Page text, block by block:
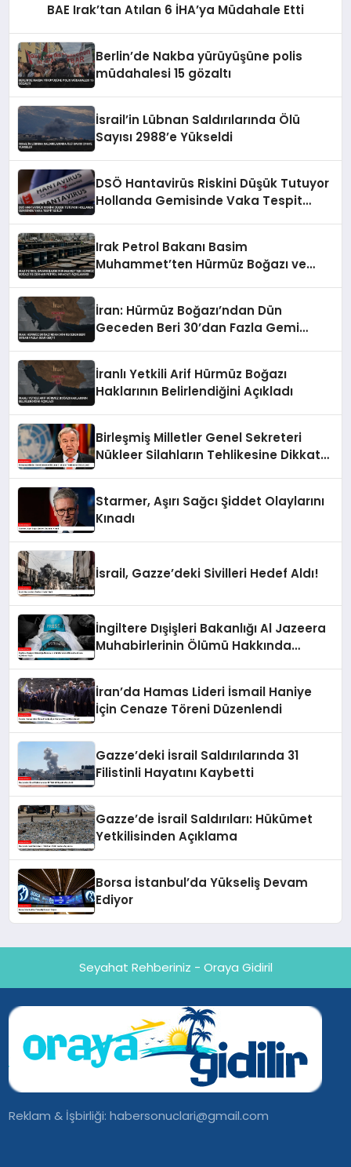
BAE Irak’tan Atılan 6 İHA’ya Müdahale Etti
Berlin’de Nakba yürüyüşüne polis
müdahalesi 15 gözaltı
İsrail’in Lübnan Saldırılarında Ölü
Sayısı 2988’e Yükseldi
DSÖ Hantavirüs Riskini Düşük Tutuyor
Hollanda Gemisinde Vaka Tespit
Irak Petrol Bakanı Basim
Muhammet’ten Hürmüz Boğazı ve
İran: Hürmüz Boğazı’ndan Dün
Geceden Beri 30’dan Fazla Gemi
İranlı Yetkili Arif Hürmüz Boğazı
Haklarının Belirlendiğini Açıkladı
Birleşmiş Milletler Genel Sekreteri
Nükleer Silahların Tehlikesine Dikkat
Starmer, Aşırı Sağcı Şiddet Olaylarını
Kınadı
İsrail, Gazze’deki Sivilleri Hedef Aldı!
İngiltere Dışişleri Bakanlığı Al Jazeera
Muhabirlerinin Ölümü Hakkında
İran’da Hamas Lideri İsmail Haniye
İçin Cenaze Töreni Düzenlendi
Gazze’deki İsrail Saldırılarında 31
Filistinli Hayatını Kaybetti
Gazze’de İsrail Saldırıları: Hükümet
Yetkilisinden Açıklama
Borsa İstanbul’da Yükseliş Devam
Ediyor
Seyahat Rehberiniz - Oraya Gidiril
Reklam & İşbirliği:habersonuclari@gmail.com